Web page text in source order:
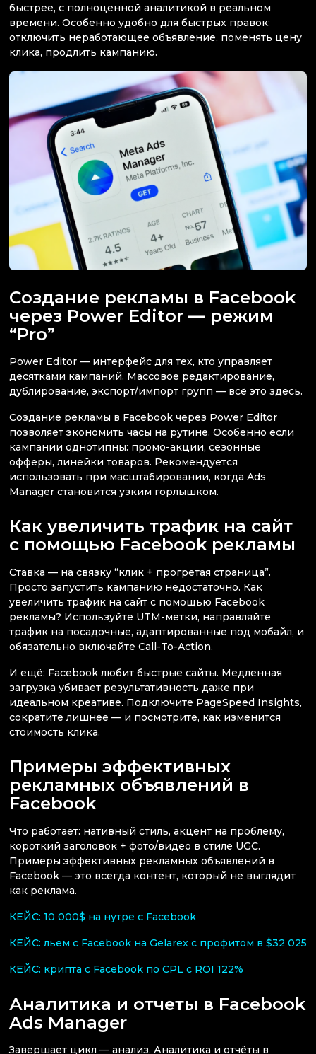
быстрее, с полноценной аналитикой в реальном
времени. Особенно удобно для быстрых правок:
отключить неработающее объявление, поменять цену
клика, продлить кампанию.
Создание рекламы в Facebook
через Power Editor — режим
“Pro”
Power Editor — интерфейс для тех, кто управляет
десятками кампаний. Массовое редактирование,
дублирование, экспорт/импорт групп — всё это здесь.
Создание рекламы в Facebook через Power Editor
позволяет экономить часы на рутине. Особенно если
кампании однотипны: промо-акции, сезонные
офферы, линейки товаров. Рекомендуется
использовать при масштабировании, когда Ads
Manager становится узким горлышком.
Как увеличить трафик на сайт
с помощью Facebook рекламы
Ставка — на связку “клик + прогретая страница”.
Просто запустить кампанию недостаточно. Как
увеличить трафик на сайт с помощью Facebook
рекламы? Используйте UTM-метки, направляйте
трафик на посадочные, адаптированные под мобайл, и
обязательно включайте Call-To-Action.
И ещё: Facebook любит быстрые сайты. Медленная
загрузка убивает результативность даже при
идеальном креативе. Подключите PageSpeed Insights,
сократите лишнее — и посмотрите, как изменится
стоимость клика.
Примеры эффективных
рекламных объявлений в
Facebook
Что работает: нативный стиль, акцент на проблему,
короткий заголовок + фото/видео в стиле UGC.
Примеры эффективных рекламных объявлений в
Facebook — это всегда контент, который не выглядит
как реклама.
КЕЙС: 10 000$ на нутре с Facebook
КЕЙС: льем с Facebook на Gelarex с профитом в $32 025
КЕЙС: крипта с Facebook по CPL с ROI 122%
Аналитика и отчеты в Facebook
Ads Manager
Завершает цикл — анализ. Аналитика и отчёты в